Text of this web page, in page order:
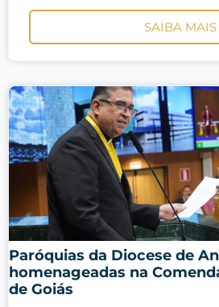
SAIBA MAIS
Paróquias da Diocese de
homenageadas na
de Goiás